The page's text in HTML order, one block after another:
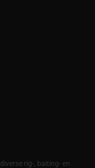
rig-, baiting- en